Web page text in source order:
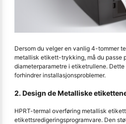
Dersom du velger en vanlig 4-tommer
metallisk etikett-trykking, må du passe
diameterparametre i etiketrullene.
forhindrer installasjonsproblemer.
2. Design de Metalliske
HPRT-termal overføring metallisk
etikettsredigeringsprogramvare. Den